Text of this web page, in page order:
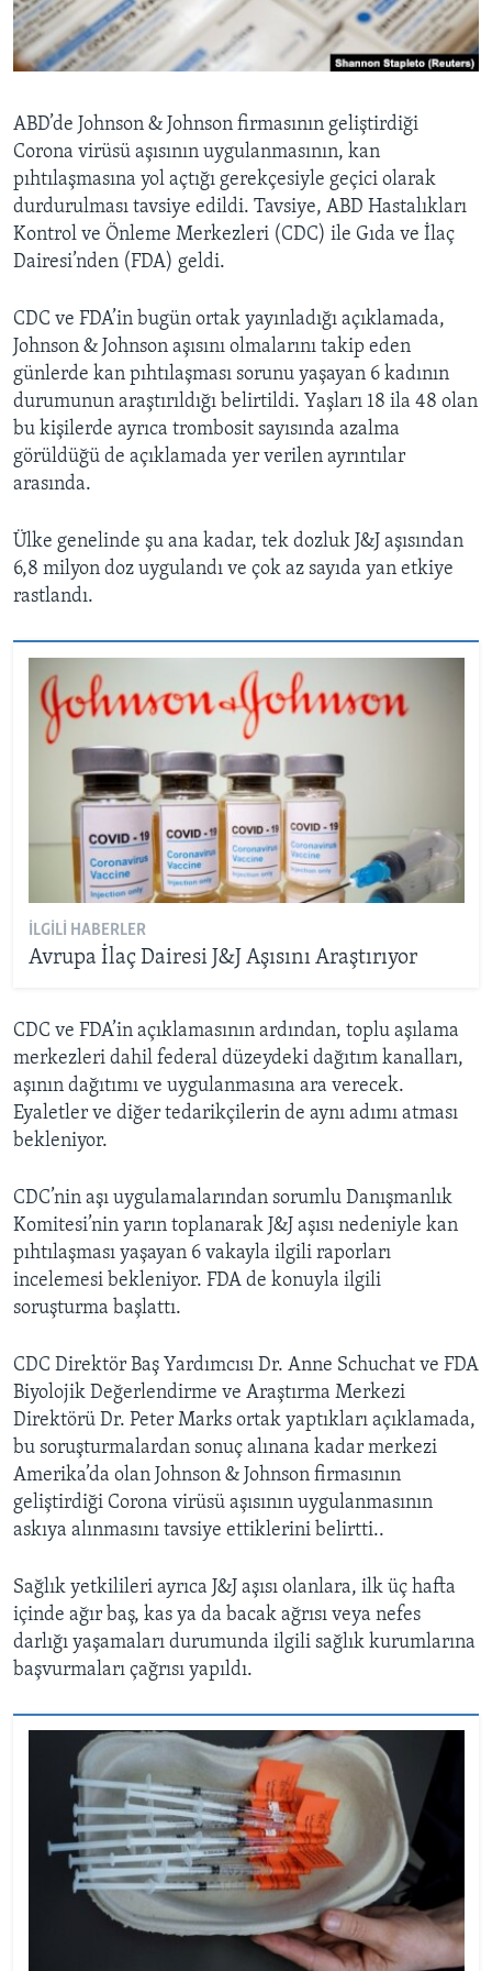
HAYATTAN
SANAT
BIZI TAKIP EDIN
Diller
ABD’de Johnson & Johnson firmasının geliştirdiği
Corona virüsü aşısının uygulanmasının, kan
pıhtılaşmasına yol açtığı gerekçesiyle geçici olarak
durdurulması tavsiye edildi. Tavsiye, ABD Hastalıkları
Kontrol ve Önleme Merkezleri (CDC) ile Gıda ve İlaç
Dairesi’nden (FDA) geldi.
CDC ve FDA’in bugün ortak yayınladığı açıklamada,
Johnson & Johnson aşısını olmalarını takip eden
günlerde kan pıhtılaşması sorunu yaşayan 6 kadının
durumunun araştırıldığı belirtildi. Yaşları 18 ila 48 olan
bu kişilerde ayrıca trombosit sayısında azalma
görüldüğü de açıklamada yer verilen ayrıntılar
arasında.
Ülke genelinde şu ana kadar, tek dozluk J&J aşısından
6,8 milyon doz uygulandı ve çok az sayıda yan etkiye
rastlandı.
İLGILI HABERLER
Avrupa İlaç Dairesi J&J Aşısını Araştırıyor
CDC ve FDA’in açıklamasının ardından, toplu aşılama
merkezleri dahil federal düzeydeki dağıtım kanalları,
aşının dağıtımı ve uygulanmasına ara verecek.
Eyaletler ve diğer tedarikçilerin de aynı adımı atması
bekleniyor.
CDC’nin aşı uygulamalarından sorumlu Danışmanlık
Komitesi’nin yarın toplanarak J&J aşısı nedeniyle kan
pıhtılaşması yaşayan 6 vakayla ilgili raporları
incelemesi bekleniyor. FDA de konuyla ilgili
soruşturma başlattı.
CDC Direktör Baş Yardımcısı Dr. Anne Schuchat ve FDA
Biyolojik Değerlendirme ve Araştırma Merkezi
Direktörü Dr. Peter Marks ortak yaptıkları açıklamada,
bu soruşturmalardan sonuç alınana kadar merkezi
Amerika’da olan Johnson & Johnson firmasının
geliştirdiği Corona virüsü aşısının uygulanmasının
askıya alınmasını tavsiye ettiklerini belirtti..
Sağlık yetkilileri ayrıca J&J aşısı olanlara, ilk üç hafta
içinde ağır baş, kas ya da bacak ağrısı veya nefes
darlığı yaşamaları durumunda ilgili sağlık kurumlarına
başvurmaları çağrısı yapıldı.